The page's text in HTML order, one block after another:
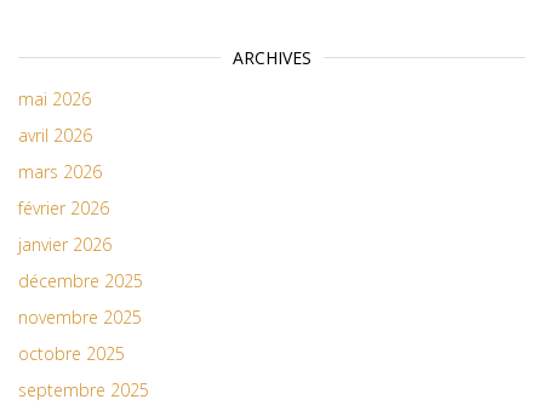
ARCHIVES
mai 2026
avril 2026
mars 2026
février 2026
janvier 2026
décembre 2025
novembre 2025
octobre 2025
septembre 2025